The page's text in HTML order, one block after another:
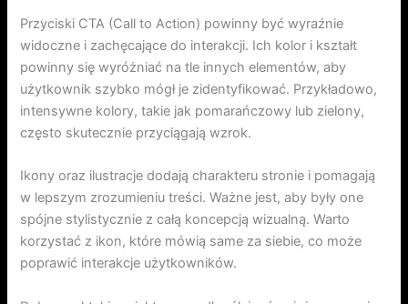
Przyciski CTA (Call to Action) powinny być wyraźnie
widoczne i zachęcające do interakcji. Ich kolor i kształt
powinny się wyróżniać na tle innych elementów, aby
użytkownik szybko mógł je zidentyfikować. Przykładowo,
intensywne kolory, takie jak pomarańczowy lub zielony,
często skutecznie przyciągają wzrok.
Ikony oraz ilustracje dodają charakteru stronie i pomagają
w lepszym zrozumieniu treści. Ważne jest, aby były one
spójne stylistycznie z całą koncepcją wizualną. Warto
korzystać z ikon, które mówią same za siebie, co może
poprawić interakcje użytkowników.